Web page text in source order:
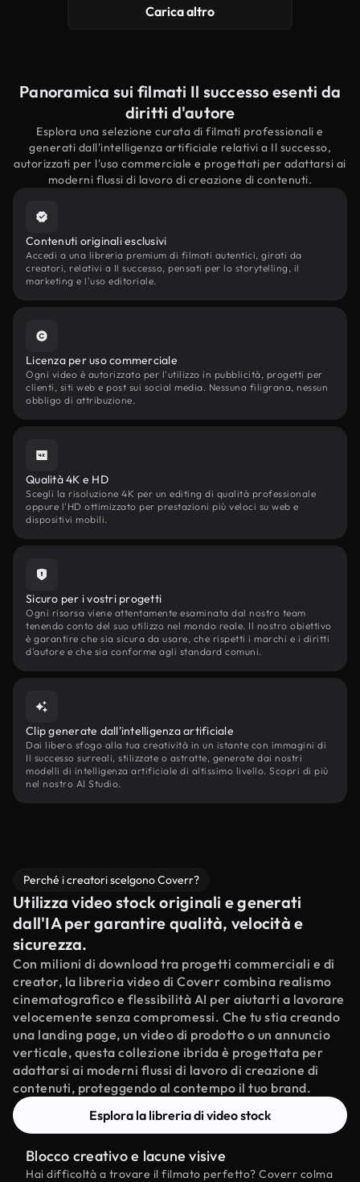
Carica altro
Panoramica sui filmati Il successo esenti da
diritti d'autore
Esplora una selezione curata di filmati professionali e
generati dall'intelligenza artificiale relativi a Il successo,
autorizzati per l'uso commerciale e progettati per adattarsi ai
moderni flussi di lavoro di creazione di contenuti.
Contenuti originali esclusivi
Accedi a una libreria premium di filmati autentici, girati da
creatori, relativi a Il successo, pensati per lo storytelling, il
marketing e l'uso editoriale.
Licenza per uso commerciale
Ogni video è autorizzato per l'utilizzo in pubblicità, progetti per
clienti, siti web e post sui social media. Nessuna filigrana, nessun
obbligo di attribuzione.
Qualità 4K e HD
Scegli la risoluzione 4K per un editing di qualità professionale
oppure l'HD ottimizzato per prestazioni più veloci su web e
dispositivi mobili.
Sicuro per i vostri progetti
Ogni risorsa viene attentamente esaminata dal nostro team
tenendo conto del suo utilizzo nel mondo reale. Il nostro obiettivo
è garantire che sia sicura da usare, che rispetti i marchi e i diritti
d'autore e che sia conforme agli standard comuni.
Clip generate dall'intelligenza artificiale
Dai libero sfogo alla tua creatività in un istante con immagini di
Il successo surreali, stilizzate o astratte, generate dai nostri
modelli di intelligenza artificiale di altissimo livello. Scopri di più
nel nostro AI Studio.
Perché i creatori scelgono Coverr?
Utilizza video stock originali e generati
dall'IA per garantire qualità, velocità e
sicurezza.
Con milioni di download tra progetti commerciali e di
creator, la libreria video di Coverr combina realismo
cinematografico e flessibilità AI per aiutarti a lavorare
velocemente senza compromessi. Che tu stia creando
una landing page, un video di prodotto o un annuncio
verticale, questa collezione ibrida è progettata per
adattarsi ai moderni flussi di lavoro di creazione di
contenuti, proteggendo al contempo il tuo brand.
Esplora la libreria di video stock
Blocco creativo e lacune visive
Hai difficoltà a trovare il filmato perfetto? Coverr colma